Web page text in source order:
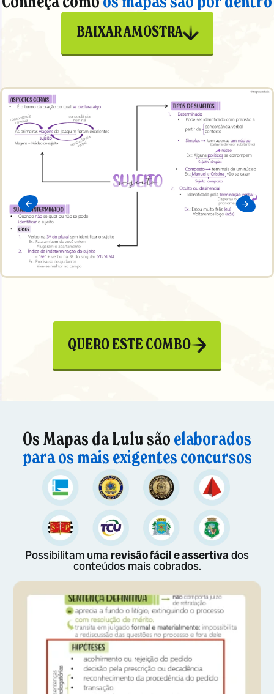
BAIXAR AMOSTRA
QUERO ESTE COMBO
Os Mapas da Lulu são elaborados
para os mais exigentes concursos
Possibilitam uma revisão fácil e assertivados
conteúdos mais cobrados.